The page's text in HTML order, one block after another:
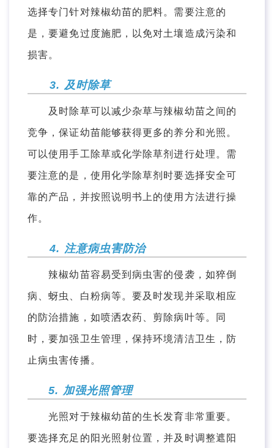
选择专门针对辣椒幼苗的肥料。需要注意的
是，要避免过度施肥，以免对土壤造成污染和
损害。
3. 及时除草
及时除草可以减少杂草与辣椒幼苗之间的
竞争，保证幼苗能够获得更多的养分和光照。
可以使用手工除草或化学除草剂进行处理。需
要注意的是，使用化学除草剂时要选择安全可
靠的产品，并按照说明书上的使用方法进行操
作。
4. 注意病虫害防治
辣椒幼苗容易受到病虫害的侵袭，如猝倒
病、蚜虫、白粉病等。要及时发现并采取相应
的防治措施，如喷洒农药、剪除病叶等。同
时，要加强卫生管理，保持环境清洁卫生，防
止病虫害传播。
5. 加强光照管理
光照对于辣椒幼苗的生长发育非常重要。
要选择充足的阳光照射位置，并及时调整遮阳